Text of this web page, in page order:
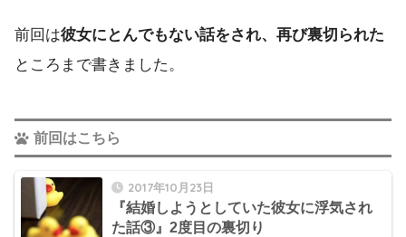
前回は彼女にとんでもない話をされ、再び裏切られた
ところまで書きました。
前回はこちら
2017年10月23日
『結婚しようとしていた彼女に浮気され
た話③』2度目の裏切り